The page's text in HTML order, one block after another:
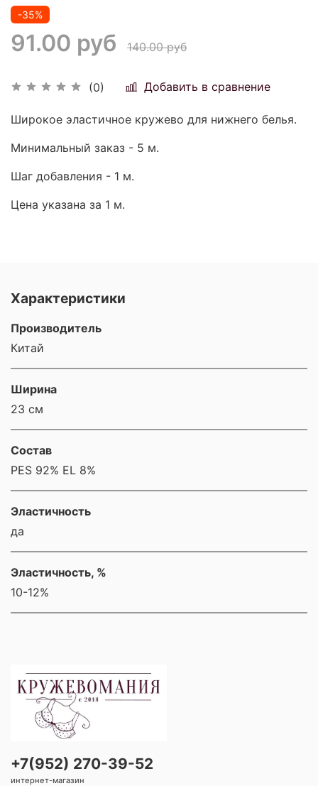
(0) Добавить в сравнение
-35%
91.00 руб 140.00 руб
Широкое эластичное кружево для нижнего белья.
Минимальный заказ - 5 м.
Шаг добавления - 1 м.
Цена указана за 1 м.
Характеристики
Производитель
Китай
Ширина
23 см
Состав
PES 92% EL 8%
Эластичность
да
Эластичность, %
10-12%
+7(952) 270-39-52
интернет-магазин